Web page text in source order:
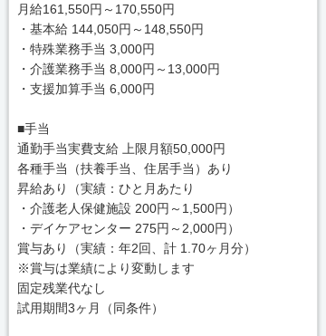
月給161,550円～170,550円
・基本給 144,050円～148,550円
・特殊業務手当 3,000円
・介護業務手当 8,000円～13,000円
・支援加算手当 6,000円
■手当
通勤手当実費支給 上限月額50,000円
各種手当（扶養手当、住居手当）あり
昇給あり（実績：ひと月あたり
・介護老人保健施設 200円～1,500円）
・デイケアセンター 275円～2,000円）
賞与あり（実績：年2回、計 1.70ヶ月分）
※賞与は業績により変動します
固定残業代なし
試用期間3ヶ月（同条件）